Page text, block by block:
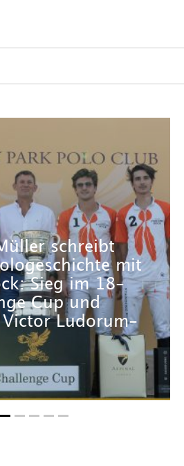
schreibt
mit
Sieg im 18-
Cup und
Victor Ludorum-